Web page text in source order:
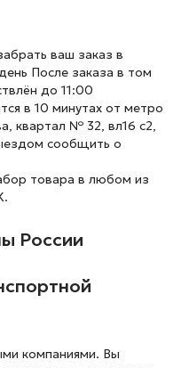
ваш заказ в
После заказа в том
до 11:00
в 10 минутах от метро
квартал № 32, вл16 с2,
сообщить о
товара в любом из
России
компаниями. Вы